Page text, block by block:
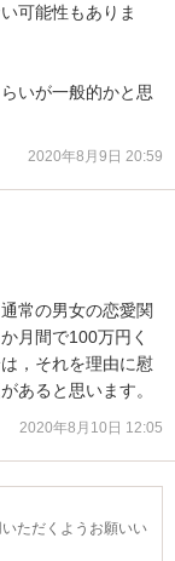
可能性もありま
いが一般的かと思
2020年8月9日 20:59
常の男女の恋愛関
月間で100万円く
，それを理由に慰
あると思います。
2020年8月10日 12:05
ただくようお願いい